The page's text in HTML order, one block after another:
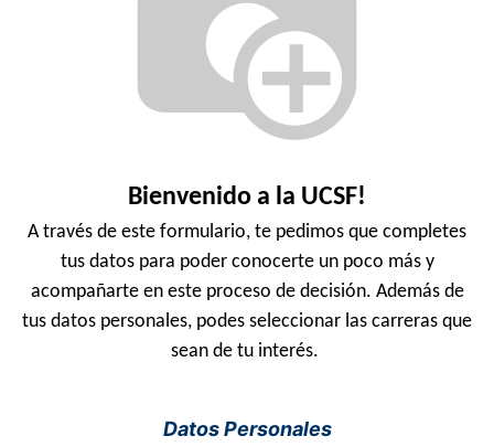
Bienvenido a la UCSF!
A través de este formulario, te pedimos que completes
tus datos para poder conocerte un poco más y
acompañarte en este proceso de decisión. Además de
tus datos personales, podes seleccionar las carreras que
sean de tu interés.
Datos Personales